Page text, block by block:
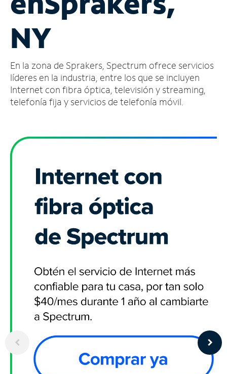
cuenta
Encuentra
tienda
NY
En la zona de Sprakers, Spectrum ofrece servicios
líderes en la industria, entre los que se incluyen
Internet con fibra óptica, televisión y streaming,
telefonía fija y servicios de telefonía móvil.